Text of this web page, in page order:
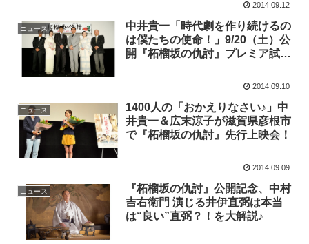
2014.09.12
ニュース
中井貴一「時代劇を作り続けるの
は僕たちの使命！」9/20（土）公
開『柘榴坂の仇討』プレミア試写
2014.09.10
ニュース
1400人の「おかえりなさい♪」中
井貴一＆広末涼子が滋賀県彦根市
で『柘榴坂の仇討』先行上映会！
2014.09.09
ニュース
『柘榴坂の仇討』公開記念、中村
吉右衛門 演じる井伊直弼は本当
は“良い”直弼？！を大解説♪